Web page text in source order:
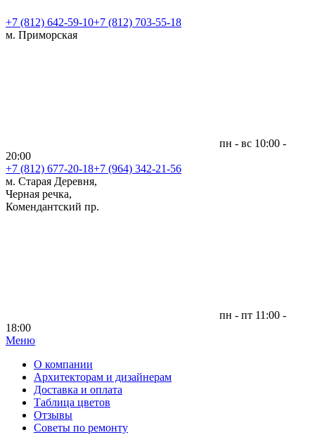
+7 (812) 642-59-10+7 (812) 703-55-18
м. Приморская
пн - вс 10:00 -
20:00
+7 (812) 677-20-18+7 (964) 342-21-56
м. Старая Деревня,
Черная речка,
Комендантский пр.
пн - пт 11:00 -
18:00
Меню|
О компании
Архитекторам и дизайнерам
Доставка и оплата
Таблица цветов
Отзывы
Советы по ремонту